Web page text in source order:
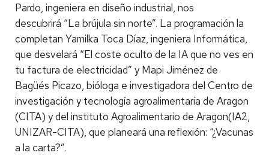
Pardo, ingeniera en diseño industrial, nos
descubrirá “La brújula sin norte”. La programación la
completan Yamilka Toca Díaz, ingeniera Informática,
que desvelará “El coste oculto de la IA que no ves en
tu factura de electricidad” y Mapi Jiménez de
Bagüés Picazo, bióloga e investigadora del Centro de
investigación y tecnología agroalimentaria de Aragon
(CITA) y del instituto Agroalimentario de Aragon(IA2,
UNIZAR-CITA), que planeará una reflexión: “¿Vacunas
a la carta?”.